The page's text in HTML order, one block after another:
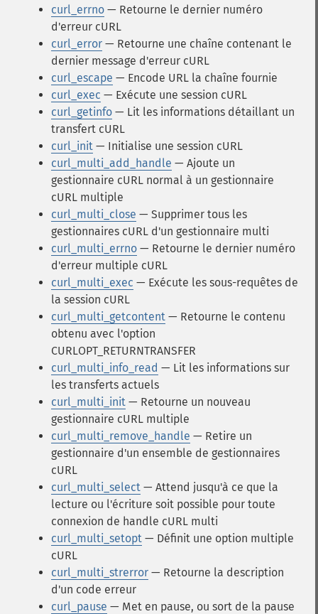
curl_errno — Retourne le dernier numéro
d'erreur cURL
curl_error — Retourne une chaîne contenant le
dernier message d'erreur cURL
curl_escape — Encode URL la chaîne fournie
curl_exec — Exécute une session cURL
curl_getinfo — Lit les informations détaillant un
transfert cURL
curl_init — Initialise une session cURL
curl_multi_add_handle — Ajoute un
gestionnaire cURL normal à un gestionnaire
cURL multiple
curl_multi_close — Supprimer tous les
gestionnaires cURL d'un gestionnaire multi
curl_multi_errno — Retourne le dernier numéro
d'erreur multiple cURL
curl_multi_exec — Exécute les sous-requêtes de
la session cURL
curl_multi_getcontent — Retourne le contenu
obtenu avec l'option
CURLOPT_RETURNTRANSFER
curl_multi_info_read — Lit les informations sur
les transferts actuels
curl_multi_init — Retourne un nouveau
gestionnaire cURL multiple
curl_multi_remove_handle — Retire un
gestionnaire d'un ensemble de gestionnaires
cURL
curl_multi_select — Attend jusqu'à ce que la
lecture ou l'écriture soit possible pour toute
connexion de handle cURL multi
curl_multi_setopt — Définit une option multiple
cURL
curl_multi_strerror — Retourne la description
d'un code erreur
curl_pause — Met en pause, ou sort de la pause